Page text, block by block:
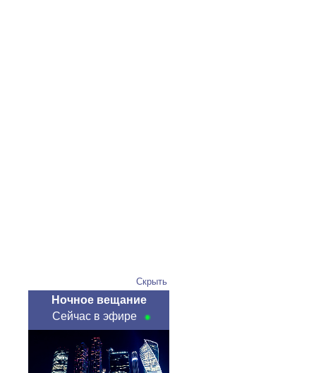
Скрыть
Ночное вещание
Сейчас в эфире